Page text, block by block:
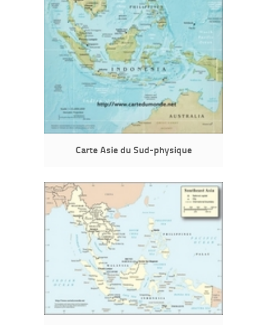
Carte Asie du Sud-physique